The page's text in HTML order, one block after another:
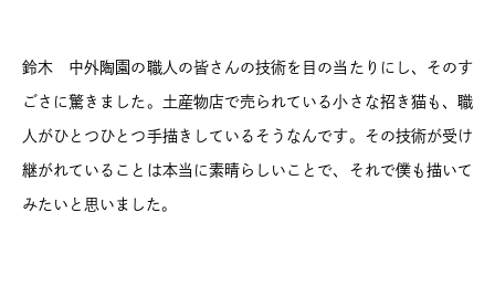
鈴木 中外陶園の職人の皆さんの技術を目の当たりにし、そのす
ごさに驚きました。土産物店で売られている小さな招き猫も、職
人がひとつひとつ手描きしているそうなんです。その技術が受け
継がれていることは本当に素晴らしいことで、それで僕も描いて
みたいと思いました。